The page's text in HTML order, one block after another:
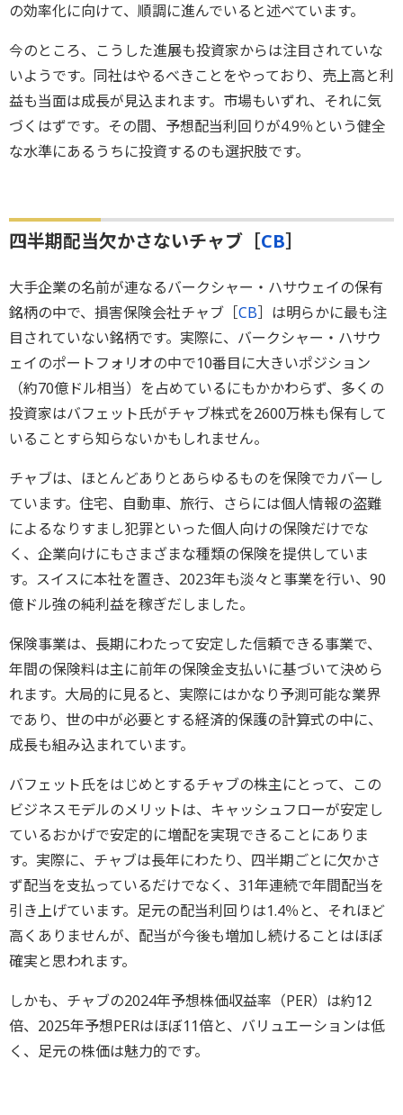
の効率化に向けて、順調に進んでいると述べています。
今のところ、こうした進展も投資家からは注目されていな
いようです。同社はやるべきことをやっており、売上高と利
益も当面は成長が見込まれます。市場もいずれ、それに気
づくはずです。その間、予想配当利回りが4.9％という健全
な水準にあるうちに投資するのも選択肢です。
四半期配当欠かさないチャブ［CB］
大手企業の名前が連なるバークシャー・ハサウェイの保有
銘柄の中で、損害保険会社チャブ［CB］は明らかに最も注
目されていない銘柄です。実際に、バークシャー・ハサウ
ェイのポートフォリオの中で10番目に大きいポジション
（約70億ドル相当）を占めているにもかかわらず、多くの
投資家はバフェット氏がチャブ株式を2600万株も保有して
いることすら知らないかもしれません。
チャブは、ほとんどありとあらゆるものを保険でカバーし
ています。住宅、自動車、旅行、さらには個人情報の盗難
によるなりすまし犯罪といった個人向けの保険だけでな
く、企業向けにもさまざまな種類の保険を提供していま
す。スイスに本社を置き、2023年も淡々と事業を行い、90
億ドル強の純利益を稼ぎだしました。
保険事業は、長期にわたって安定した信頼できる事業で、
年間の保険料は主に前年の保険金支払いに基づいて決めら
れます。大局的に見ると、実際にはかなり予測可能な業界
であり、世の中が必要とする経済的保護の計算式の中に、
成長も組み込まれています。
バフェット氏をはじめとするチャブの株主にとって、この
ビジネスモデルのメリットは、キャッシュフローが安定し
ているおかげで安定的に増配を実現できることにありま
す。実際に、チャブは長年にわたり、四半期ごとに欠かさ
ず配当を支払っているだけでなく、31年連続で年間配当を
引き上げています。足元の配当利回りは1.4％と、それほど
高くありませんが、配当が今後も増加し続けることはほぼ
確実と思われます。
しかも、チャブの2024年予想株価収益率（PER）は約12
倍、2025年予想PERはほぼ11倍と、バリュエーションは低
く、足元の株価は魅力的です。